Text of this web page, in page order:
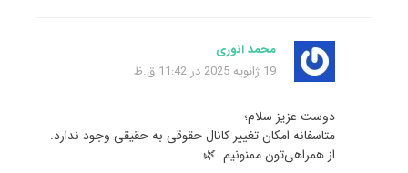
محمد انوری
19 ژانویه 2025 در 11:42 ق.ظ
دوست عزیز سلام؛
متاسفانه امکان تغییر کانال حقوقی به حقیقی وجود ندارد.
از همراهی‌تون ممنونیم. 🌿